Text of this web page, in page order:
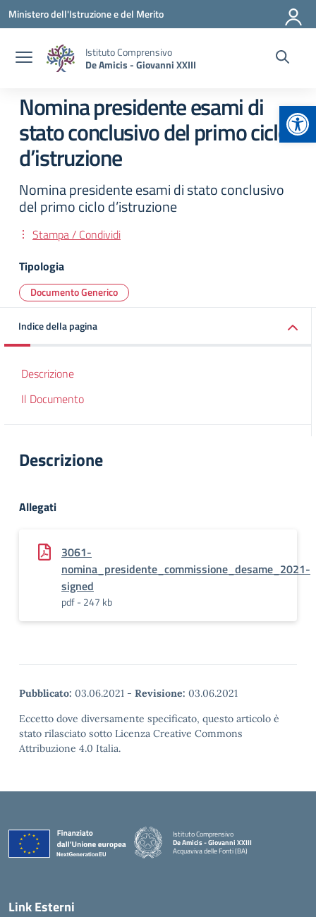
Vai ai contenuti
Vai al menu di navigazione
Vai al footer
Ministero dell'Istruzione e del Merito
Istituto Comprensivo
De Amicis - Giovanni XXIII
Nomina presidente esami di
stato conclusivo del primo ciclo
d’istruzione
Nomina presidente esami di stato conclusivo
del primo ciclo d’istruzione
Stampa / Condividi
Tipologia
Documento Generico
Indice della pagina
Descrizione
Il Documento
Descrizione
Allegati
3061-
nomina_presidente_commissione_desame_2021-
signed
pdf - 247 kb
Pubblicato: 03.06.2021 - Revisione: 03.06.2021
Eccetto dove diversamente specificato, questo articolo è
stato rilasciato sotto Licenza Creative Commons
Attribuzione 4.0 Italia.
Istituto Comprensivo
De Amicis - Giovanni XXIII
Acquaviva delle Fonti (BA)
— Visita la pagina iniziale della scuola
Link Esterni